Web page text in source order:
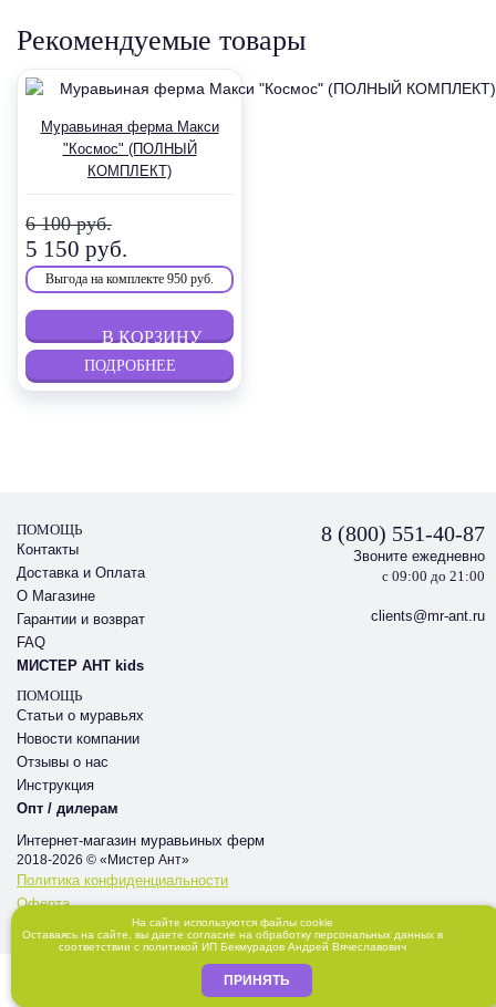
Рекомендуемые товары
Муравьиная ферма Макси
"Космос" (ПОЛНЫЙ
КОМПЛЕКТ)
6 100 руб.
5 150 руб.
Выгода на комплекте 950 руб.
ПОДРОБНЕЕ
Интернет-магазин муравьиных ферм
2018-2026 © «Мистер Ант»
Политика конфиденциальности
Оферта
Согласие на обработку персональных данных
ПОМОЩЬ
Контакты
Доставка и Оплата
О Магазине
Гарантии и возврат
FAQ
МИСТЕР АНТ kids
ПОМОЩЬ
Статьи о муравьях
Новости компании
Отзывы о нас
Инструкция
Опт / дилерам
8 (800) 551-40-87
Звоните ежедневно
с 09:00 до 21:00
clients@mr-ant.ru
На сайте используются файлы cookie
Оставаясь на сайте, вы даетесогласие на обработку персональных данных в
соответствии сполитикой ИП Бекмурадов Андрей Вячеславович
ПРИНЯТЬ